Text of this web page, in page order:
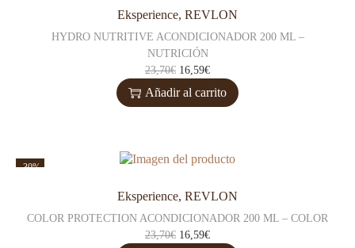
Eksperience, REVLON
HYDRO NUTRITIVE ACONDICIONADOR 200 ML –
NUTRICIÓN
23,70€ 16,59€
Añadir al carrito
-30%
Eksperience, REVLON
COLOR PROTECTION ACONDICIONADOR 200 ML – COLOR
23,70€ 16,59€